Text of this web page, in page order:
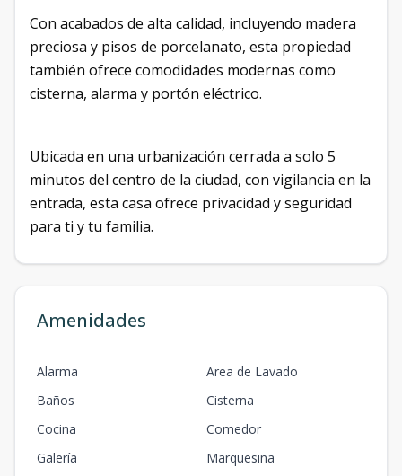
Con acabados de alta calidad, incluyendo madera
preciosa y pisos de porcelanato, esta propiedad
también ofrece comodidades modernas como
cisterna, alarma y portón eléctrico.
Ubicada en una urbanización cerrada a solo 5
minutos del centro de la ciudad, con vigilancia en la
entrada, esta casa ofrece privacidad y seguridad
para ti y tu familia.
Amenidades
Alarma
Area de Lavado
Baños
Cisterna
Cocina
Comedor
Galería
Marquesina